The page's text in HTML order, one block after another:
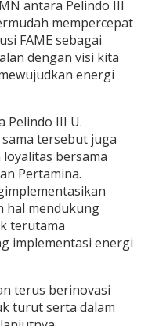
antara Pelindo III
mempercepat
FAME sebagai
dengan visi kita
energi
Pelindo III U.
tersebut juga
bersama
Pertamina.
hal mendukung
terutama
implementasi energi
terus berinovasi
turut serta dalam